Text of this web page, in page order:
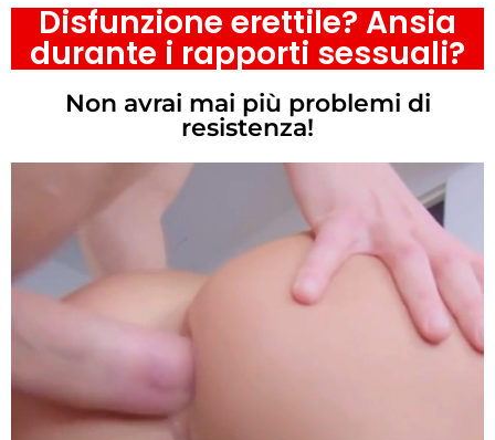
Disfunzione erettile? Ansia
durante i rapporti sessuali?
Non avrai mai più problemi di
resistenza!